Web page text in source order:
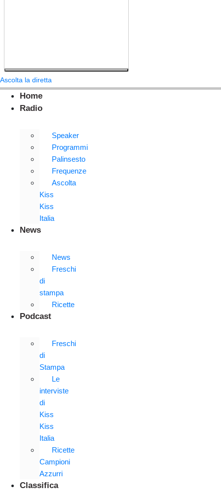
Ascolta la diretta
Home
Radio
Speaker
Programmi
Palinsesto
Frequenze
Ascolta
Kiss
Kiss
Italia
News
News
Freschi
di
stampa
Ricette
Podcast
Freschi
di
Stampa
Le
interviste
di
Kiss
Kiss
Italia
Ricette
Campioni
Azzurri
Classifica